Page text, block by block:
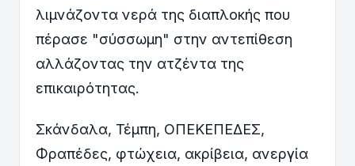
λιμνάζοντα νερά της διαπλοκής που
πέρασε "σύσσωμη" στην αντεπίθεση
αλλάζοντας την ατζέντα της
επικαιρότητας.
Σκάνδαλα, Τέμπη, ΟΠΕΚΕΠΕΔΕΣ,
Φραπέδες, φτώχεια, ακρίβεια, ανεργία